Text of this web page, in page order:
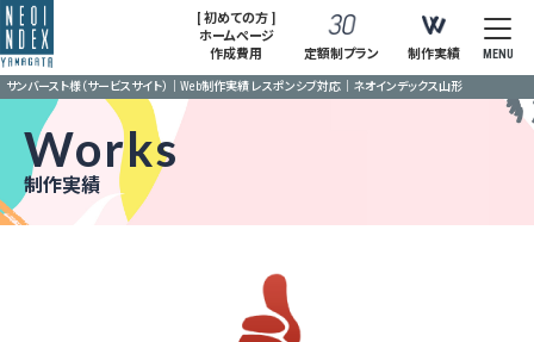
[ 初めての方 ]
ホームページ
作成費用
定額制プラン 制作実績 MENU
サンバースト様（サービスサイト）｜Web制作実績 レスポンシブ対応｜ネオインデックス山形
Works
制作実績